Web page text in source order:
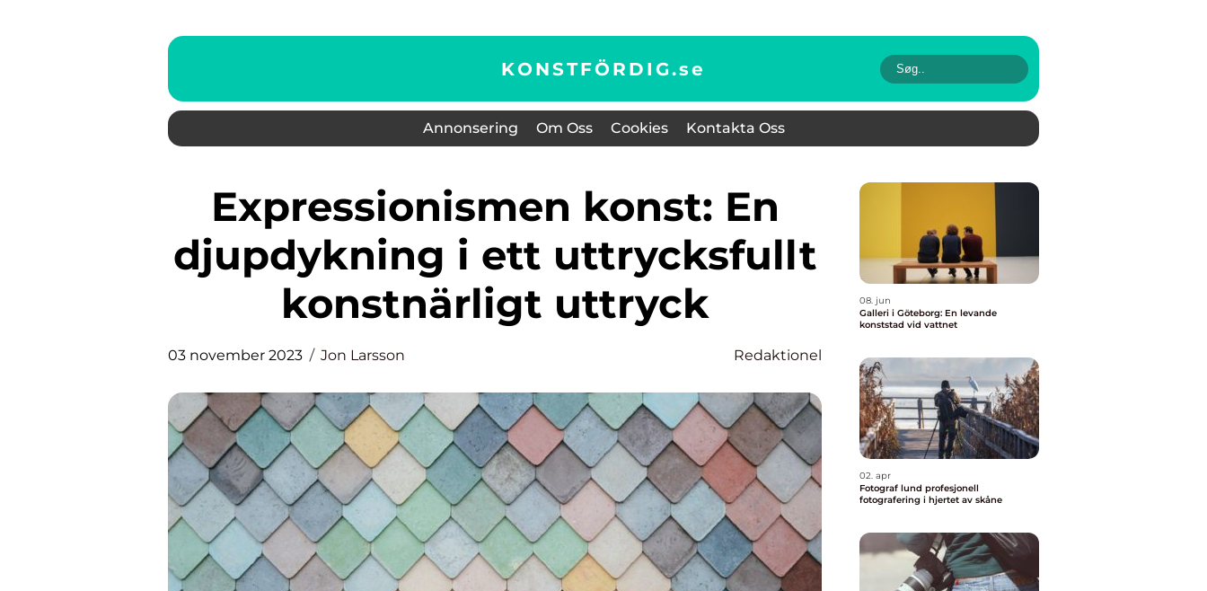
KONSTFÖRDIG.se
Annonsering Om Oss Cookies Kontakta Oss
Expressionismen konst: En
djupdykning i ett uttrycksfullt
konstnärligt uttryck
03 november 2023 Jon Larsson Redaktionel
08. jun
Galleri i Göteborg: En levande
konststad vid vattnet
02. apr
Fotograf lund profesjonell
fotografering i hjertet av skåne